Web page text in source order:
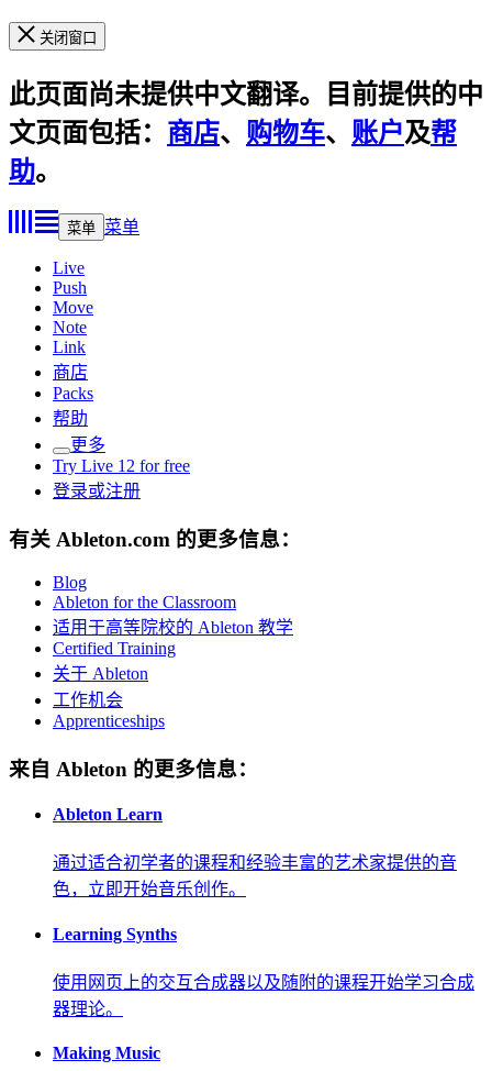
关闭窗口
此页面尚未提供中文翻译。目前提供的中
文页面包括： 商店、 购物车、 账户及帮
助。
菜单 菜单
Live
Push
Move
Note
Link
商店
Packs
帮助
更多
Try Live 12 for free
登录或注册
有关 Ableton.com 的更多信息：
Blog
Ableton for the Classroom
适用于高等院校的 Ableton 教学
Certified Training
关于 Ableton
工作机会
Apprenticeships
来自 Ableton 的更多信息：
Ableton Learn
通过适合初学者的课程和经验丰富的艺术家提供的音
色，立即开始音乐创作。
Learning Synths
使用网页上的交互合成器以及随附的课程开始学习合成
器理论。
Making Music